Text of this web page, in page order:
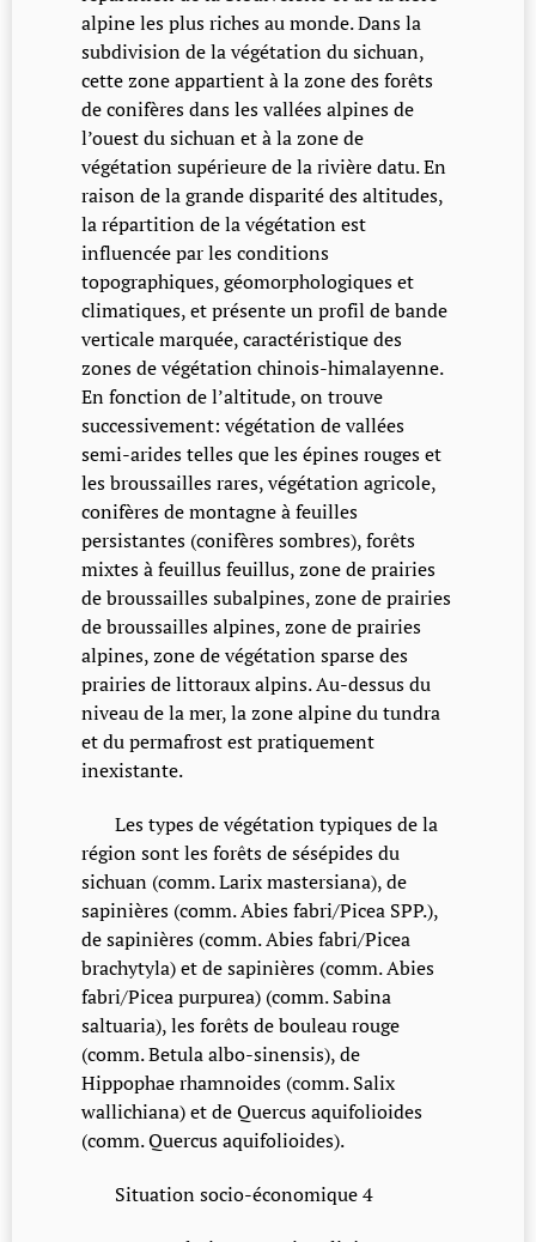
alpine les plus riches au monde. Dans la
subdivision de la végétation du sichuan,
cette zone appartient à la zone des forêts
de conifères dans les vallées alpines de
l’ouest du sichuan et à la zone de
végétation supérieure de la rivière datu. En
raison de la grande disparité des altitudes,
la répartition de la végétation est
influencée par les conditions
topographiques, géomorphologiques et
climatiques, et présente un profil de bande
verticale marquée, caractéristique des
zones de végétation chinois-himalayenne.
En fonction de l’altitude, on trouve
successivement: végétation de vallées
semi-arides telles que les épines rouges et
les broussailles rares, végétation agricole,
conifères de montagne à feuilles
persistantes (conifères sombres), forêts
mixtes à feuillus feuillus, zone de prairies
de broussailles subalpines, zone de prairies
de broussailles alpines, zone de prairies
alpines, zone de végétation sparse des
prairies de littoraux alpins. Au-dessus du
niveau de la mer, la zone alpine du tundra
et du permafrost est pratiquement
inexistante.
Les types de végétation typiques de la
région sont les forêts de sésépides du
sichuan (comm. Larix mastersiana), de
sapinières (comm. Abies fabri/Picea SPP.),
de sapinières (comm. Abies fabri/Picea
brachytyla) et de sapinières (comm. Abies
fabri/Picea purpurea) (comm. Sabina
saltuaria), les forêts de bouleau rouge
(comm. Betula albo-sinensis), de
Hippophae rhamnoides (comm. Salix
wallichiana) et de Quercus aquifolioides
(comm. Quercus aquifolioides).
Situation socio-économique 4